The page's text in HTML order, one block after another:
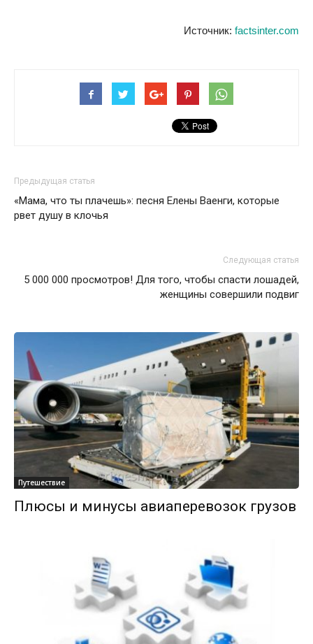
Источник: factsinter.com
Предыдущая статья
«Мама, что ты плачешь»: песня Елены Ваенги, которые
рвет душу в клочья
Следующая статья
5 000 000 просмотров! Для того, чтобы спасти лошадей,
женщины совершили подвиг
Путешествие
Плюсы и минусы авиаперевозок грузов